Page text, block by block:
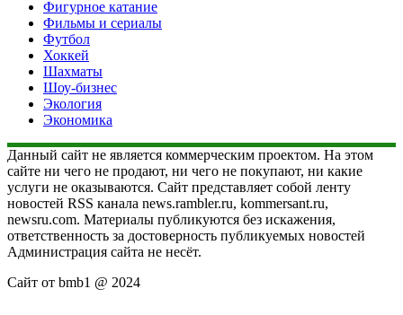
Фигурное катание
Фильмы и сериалы
Футбол
Хоккей
Шахматы
Шоу-бизнес
Экология
Экономика
Данный сайт не является коммерческим проектом. На этом
сайте ни чего не продают, ни чего не покупают, ни какие
услуги не оказываются. Сайт представляет собой ленту
новостей RSS канала news.rambler.ru, kommersant.ru,
newsru.com. Материалы публикуются без искажения,
ответственность за достоверность публикуемых новостей
Администрация сайта не несёт.
Сайт от bmb1 @ 2024